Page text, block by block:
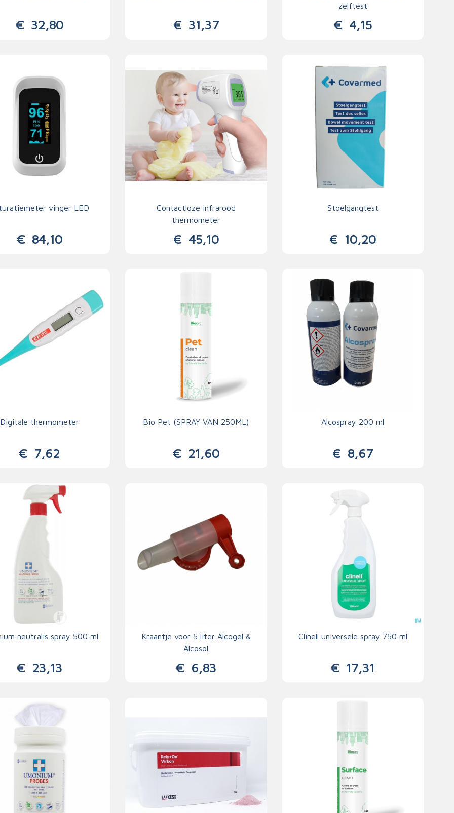
€32,80 €31,37
zelftest
€4,15
vinger LED
€84,10
Contactloze infrarood
thermometer
€45,10
Stoelgangtest
€ 10,20
Digitale thermometer
€ 7,62
Bio Pet (SPRAY VAN 250ML)
€21,60
Alcospray 200 ml
€ 8,67
neutralis spray 500 ml
€23,13
Kraantje voor 5 liter Alcogel &
Alcosol
€6,83
Clinell universele spray 750 ml
€ 17,31